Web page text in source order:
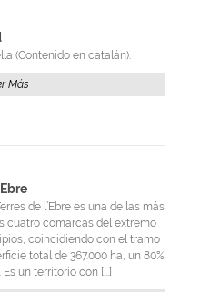
(Contenido en catalán).
Más
de l’Ebre es una de las más
cuatro comarcas del extremo
coincidiendo con el tramo
total de 367.000 ha, un 80%
un territorio con [...]